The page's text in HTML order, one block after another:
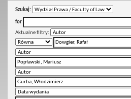
Szukaj:
for
Aktualne filtry: